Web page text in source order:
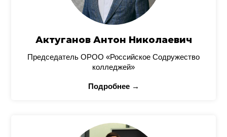
Актуганов Антон Николаевич
Председатель ОРОО «Российское Содружество
колледжей»
Подробнее →